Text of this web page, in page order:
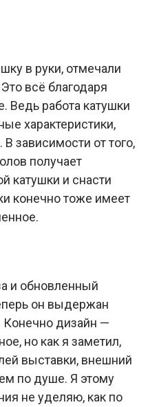
в руки, отмечали
всё благодаря
Ведь работа катушки
характеристики,
зависимости от того,
получает
катушки и снасти
конечно тоже имеет
и обновленный
он выдержан
Конечно дизайн —
но как я заметил,
выставки, внешний
по душе. Я этому
не уделяю, как по